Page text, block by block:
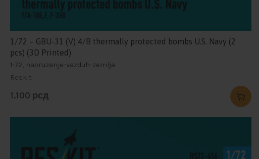
1/72 – GBU-31 (V) 4/B thermally protected bombs U.S. Navy (2
pcs) (3D Printed)
1-72, naoruzanje-vazduh-zemlja
Reskit
1.100 рсд